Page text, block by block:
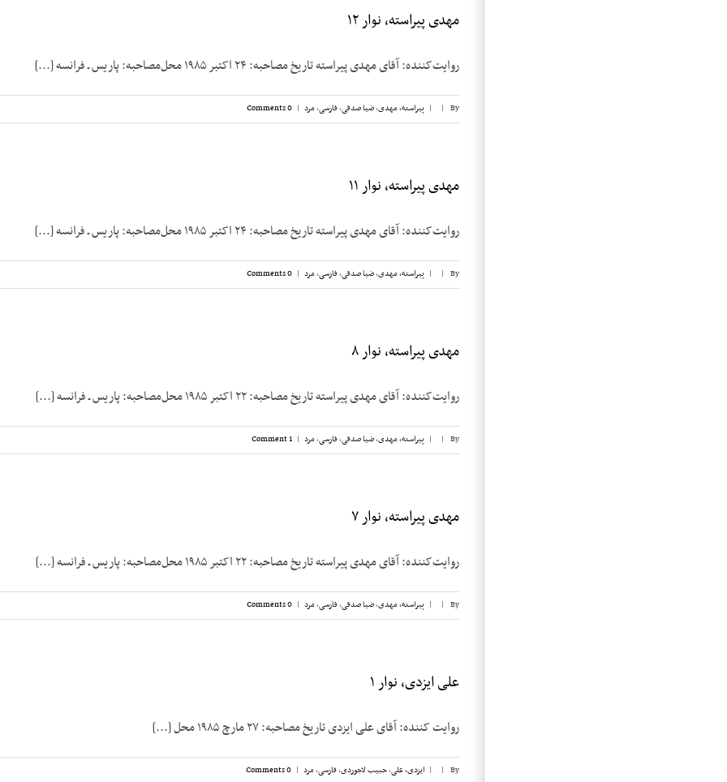
مهدی پیراسته، نوار ۱۲
روایت‌کننده: آقای مهدی پیراسته تاریخ مصاحبه: ۲۴ اکتبر ۱۹۸۵ محل‌مصاحبه: پاریس ـ فرانسه [...]
By
|
| پیراسته، مهدی,ضیا صدقی,فارسی,مرد |
0 Comments
مهدی پیراسته، نوار ۱۱
روایت‌کننده: آقای مهدی پیراسته تاریخ مصاحبه: ۲۴ اکتبر ۱۹۸۵ محل‌مصاحبه: پاریس ـ فرانسه [...]
By
|
| پیراسته، مهدی,ضیا صدقی,فارسی,مرد |
0 Comments
مهدی پیراسته، نوار ۸
روایت‌کننده: آقای مهدی پیراسته تاریخ مصاحبه: ۲۲ اکتبر ۱۹۸۵ محل‌مصاحبه: پاریس ـ فرانسه [...]
By
|
| پیراسته، مهدی,ضیا صدقی,فارسی,مرد |
1 Comment
مهدی پیراسته، نوار ۷
روایت‌کننده: آقای مهدی پیراسته تاریخ مصاحبه: ۲۲ اکتبر ۱۹۸۵ محل‌مصاحبه: پاریس ـ فرانسه [...]
By
|
| پیراسته، مهدی,ضیا صدقی,فارسی,مرد |
0 Comments
علی ایزدی، نوار ۱
روایت کننده: آقای علی ایزدی تاریخ مصاحبه: ۲۷ مارچ ۱۹۸۵ محل [...]
By
|
| ایزدی، علی,حبیب لاجوردی,فارسی,مرد |
0 Comments